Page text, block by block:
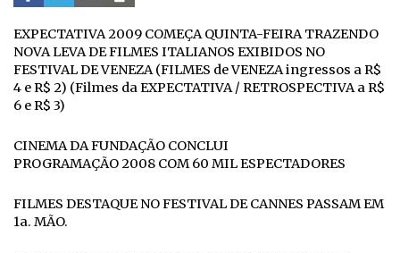
EXPECTATIVA 2009 COMEÇA QUINTA-FEIRA TRAZENDO
NOVA LEVA DE FILMES ITALIANOS EXIBIDOS NO
FESTIVAL DE VENEZA (FILMES de VENEZA ingressos a R$
4 e R$ 2) (Filmes da EXPECTATIVA / RETROSPECTIVA a R$
6 e R$ 3)
CINEMA DA FUNDAÇÃO CONCLUI
PROGRAMAÇÃO 2008 COM 60 MIL ESPECTADORES
FILMES DESTAQUE NO FESTIVAL DE CANNES PASSAM EM
1a. MÃO.